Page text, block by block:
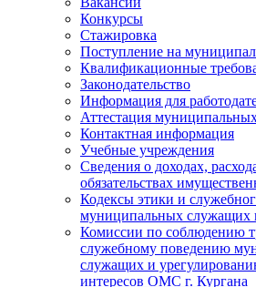
Конкурсы
Стажировка
Поступление на
Квалификационные
Законодательство
Информация для
Аттестация
Контактная информация
Учебные учреждения
Сведения о доходах,
обязательствах
Кодексы этики и
муниципальных служащих
Комиссии по соблюдению
служебному поведению
служащих и
интересов ОМС г. Кургана